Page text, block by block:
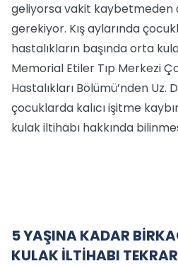
geliyorsa vakit kaybetmeden
gerekiyor. Kış aylarında
hastalıkların başında orta
Memorial Etiler Tıp Merkezi
Hastalıkları Bölümü’nden Uz.
çocuklarda kalıcı işitme
kulak iltihabı hakkında
5 YAŞINA KADAR
KULAK İLTİHABI TEKRAR